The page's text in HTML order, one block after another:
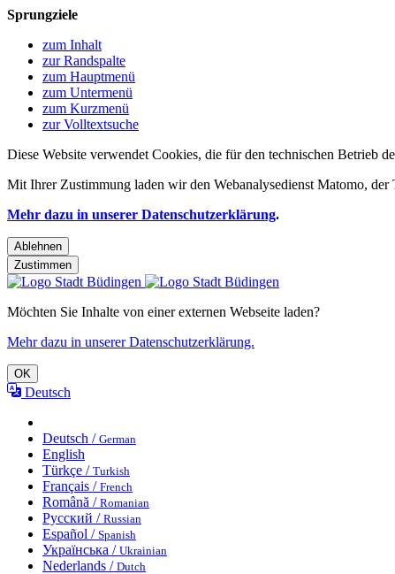
Sprungziele
zum Inhalt
zur Randspalte
zum Hauptmenü
zum Untermenü
zum Kurzmenü
zur Volltextsuche
Diese Website verwendet Cookies, die für den technischen Betrieb
Mit Ihrer Zustimmung laden wir den Webanalysedienst Matomo,
Mehr dazu in unserer Datenschutzerklärung.
Ablehnen
Zustimmen
Möchten Sie Inhalte von einer externen Webseite laden?
Mehr dazu in unserer Datenschutzerklärung.
OK
Deutsch
Deutsch / German
English
Türkçe / Turkish
Français / French
Română / Romanian
Русский / Russian
Español / Spanish
Українська / Ukrainian
Nederlands / Dutch